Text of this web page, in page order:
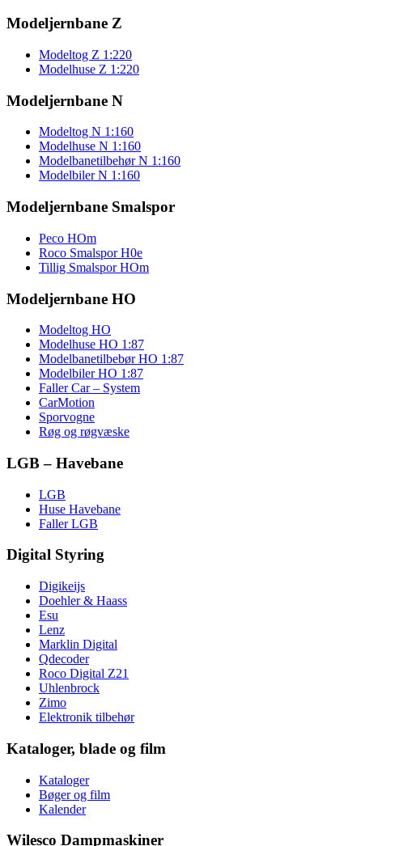
Modeljernbane Z
Modeltog Z 1:220
Modelhuse Z 1:220
Modeljernbane N
Modeltog N 1:160
Modelhuse N 1:160
Modelbanetilbehør N 1:160
Modelbiler N 1:160
Modeljernbane Smalspor
Peco HOm
Roco Smalspor H0e
Tillig Smalspor HOm
Modeljernbane HO
Modeltog HO
Modelhuse HO 1:87
Modelbanetilbebør HO 1:87
Modelbiler HO 1:87
Faller Car – System
CarMotion
Sporvogne
Røg og røgvæske
LGB – Havebane
LGB
Huse Havebane
Faller LGB
Digital Styring
Digikeijs
Doehler & Haass
Esu
Lenz
Marklin Digital
Qdecoder
Roco Digital Z21
Uhlenbrock
Zimo
Elektronik tilbehør
Kataloger, blade og film
Kataloger
Bøger og film
Kalender
Wilesco Dampmaskiner